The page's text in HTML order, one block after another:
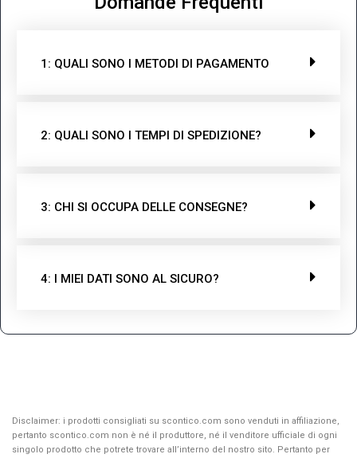
1: QUALI SONO I METODI DI PAGAMENTO
2: QUALI SONO I TEMPI DI SPEDIZIONE?
3: CHI SI OCCUPA DELLE CONSEGNE?
4: I MIEI DATI SONO AL SICURO?
Disclaimer: i prodotti consigliati su scontico.com sono venduti in affiliazione,
pertanto scontico.com non è né il produttore, né il venditore ufficiale di ogni
singolo prodotto che potrete trovare all’interno del nostro sito. Pertanto per